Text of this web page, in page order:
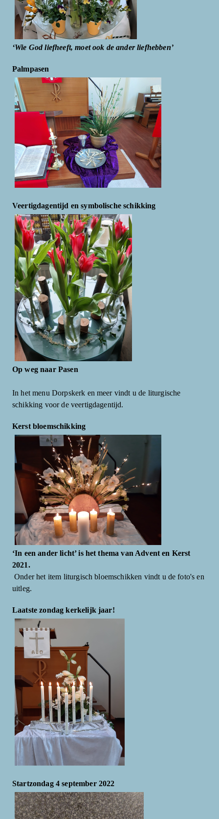
‘Wie God liefheeft, moet ook de ander liefhebben’
Palmpasen
Veertigdagentijd en symbolische schikking
Op weg naar Pasen
In het menu Dorpskerk en meer vindt u de liturgische
schikking voor de veertigdagentijd.
Kerst bloemschikking
‘In een ander licht’ is het thema van Advent en Kerst
2021.
Onder het item liturgisch bloemschikken vindt u de foto's en
uitleg.
Laatste zondag kerkelijk jaar!
Startzondag 4 september 2022